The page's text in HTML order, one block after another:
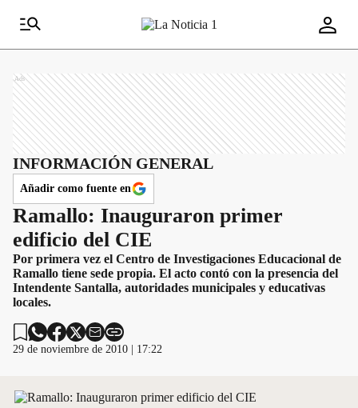
Ads
INFORMACIÓN GENERAL
Añadir como fuente en
Ramallo: Inauguraron primer
edificio del CIE
Por primera vez el Centro de Investigaciones Educacional de
Ramallo tiene sede propia. El acto contó con la presencia del
Intendente Santalla, autoridades municipales y educativas
locales.
29 de noviembre de 2010 | 17:22